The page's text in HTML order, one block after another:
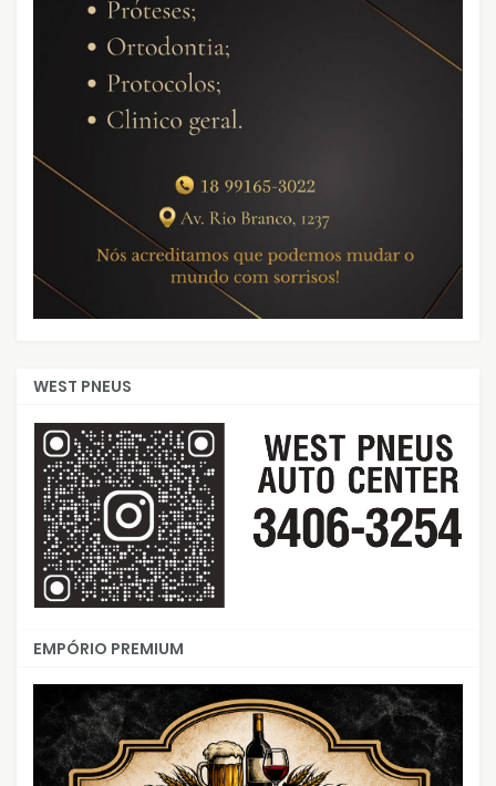
WEST PNEUS
EMPÓRIO PREMIUM